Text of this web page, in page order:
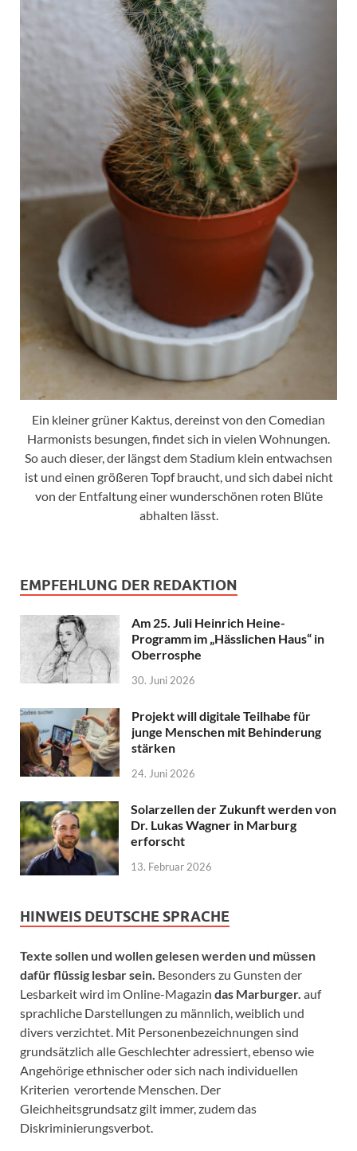
Ein kleiner grüner Kaktus, dereinst von den Comedian
Harmonists besungen, findet sich in vielen Wohnungen.
So auch dieser, der längst dem Stadium klein entwachsen
ist und einen größeren Topf braucht, und sich dabei nicht
von der Entfaltung einer wunderschönen roten Blüte
abhalten lässt.
EMPFEHLUNG DER REDAKTION
Am 25. Juli Heinrich Heine-
Programm im „Hässlichen Haus“ in
Oberrosphe
30. Juni 2026
Projekt will digitale Teilhabe für
junge Menschen mit Behinderung
stärken
24. Juni 2026
Solarzellen der Zukunft werden von
Dr. Lukas Wagner in Marburg
erforscht
13. Februar 2026
HINWEIS DEUTSCHE SPRACHE
Texte sollen und wollen gelesen werden und müssen
dafür flüssig lesbar sein. Besonders zu Gunsten der
Lesbarkeit wird im Online-Magazin das Marburger. auf
sprachliche Darstellungen zu männlich, weiblich und
divers verzichtet. Mit Personenbezeichnungen sind
grundsätzlich alle Geschlechter adressiert, ebenso wie
Angehörige ethnischer oder sich nach individuellen
Kriterien verortende Menschen. Der
Gleichheitsgrundsatz gilt immer, zudem das
Diskriminierungsverbot.